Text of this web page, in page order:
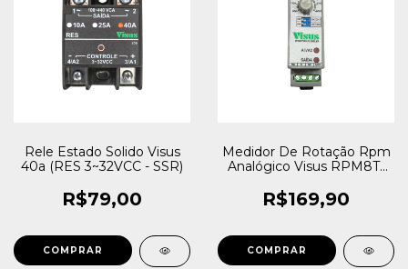
Rele Estado Solido Visus
40a (RES 3~32VCC - SSR)
R$79,00
Medidor De Rotação Rpm
Analógico Visus RPM8T-
R$169,90